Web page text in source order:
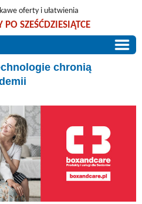
oferty i ułatwienia
PO SZEŚĆDZIESIĄTCE
chronią